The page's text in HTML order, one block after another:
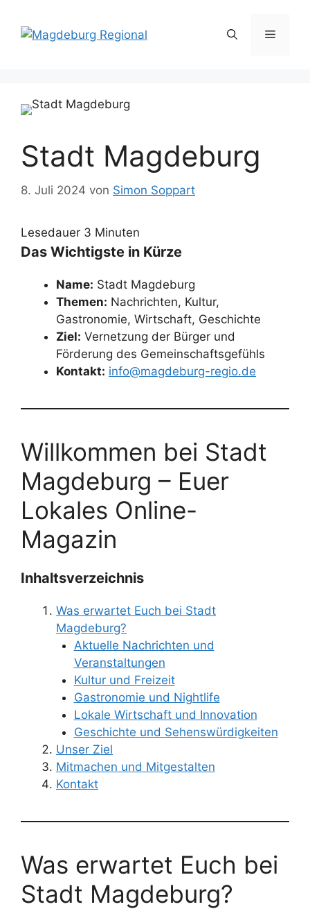
Inhalt
springen
Menü
Stadt Magdeburg
8. Juli 2024 von Simon Soppart
Lesedauer 3 Minuten
Das Wichtigste in Kürze
Name: Stadt Magdeburg
Themen: Nachrichten, Kultur,
Gastronomie, Wirtschaft, Geschichte
Ziel: Vernetzung der Bürger und
Förderung des Gemeinschaftsgefühls
Kontakt: info@magdeburg-regio.de
Willkommen bei Stadt
Magdeburg – Euer
Lokales Online-
Magazin
Inhaltsverzeichnis
Was erwartet Euch bei Stadt
Magdeburg?
Aktuelle Nachrichten und
Veranstaltungen
Kultur und Freizeit
Gastronomie und Nightlife
Lokale Wirtschaft und Innovation
Geschichte und Sehenswürdigkeiten
Unser Ziel
Mitmachen und Mitgestalten
Kontakt
Was erwartet Euch bei
Stadt Magdeburg?